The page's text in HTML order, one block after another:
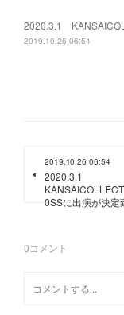
2020.3.1
2019.10.26 06:54
2019.10.26 06:54
2020.3.1
0SSに出演が決
0コメント